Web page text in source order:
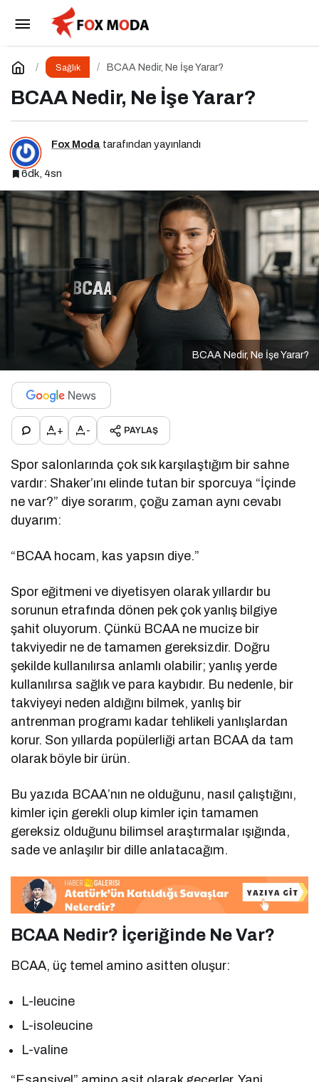
Sağlık BCAA Nedir, Ne İşe Yarar?
BCAA Nedir, Ne İşe Yarar?
Fox Moda tarafından yayınlandı
6dk, 4sn
BCAA Nedir, Ne İşe Yarar?
+ - PAYLAŞ
Spor salonlarında çok sık karşılaştığım bir sahne
vardır: Shaker’ını elinde tutan bir sporcuya “İçinde
ne var?” diye sorarım, çoğu zaman aynı cevabı
duyarım:
“BCAA hocam, kas yapsın diye.”
Spor eğitmeni ve diyetisyen olarak yıllardır bu
sorunun etrafında dönen pek çok yanlış bilgiye
şahit oluyorum. Çünkü BCAA ne mucize bir
takviyedir ne de tamamen gereksizdir. Doğru
şekilde kullanılırsa anlamlı olabilir; yanlış yerde
kullanılırsa sağlık ve para kaybıdır. Bu nedenle, bir
takviyeyi neden aldığını bilmek, yanlış bir
antrenman programı kadar tehlikeli yanlışlardan
korur. Son yıllarda popülerliği artan BCAA da tam
olarak böyle bir ürün.
Bu yazıda BCAA’nın ne olduğunu, nasıl çalıştığını,
kimler için gerekli olup kimler için tamamen
gereksiz olduğunu bilimsel araştırmalar ışığında,
sade ve anlaşılır bir dille anlatacağım.
BCAA Nedir? İçeriğinde Ne Var?
BCAA, üç temel amino asitten oluşur:
L-leucine
L-isoleucine
L-valine
Sindirim Sistemi Hastalıklarında Beslenme
Yorum Yap